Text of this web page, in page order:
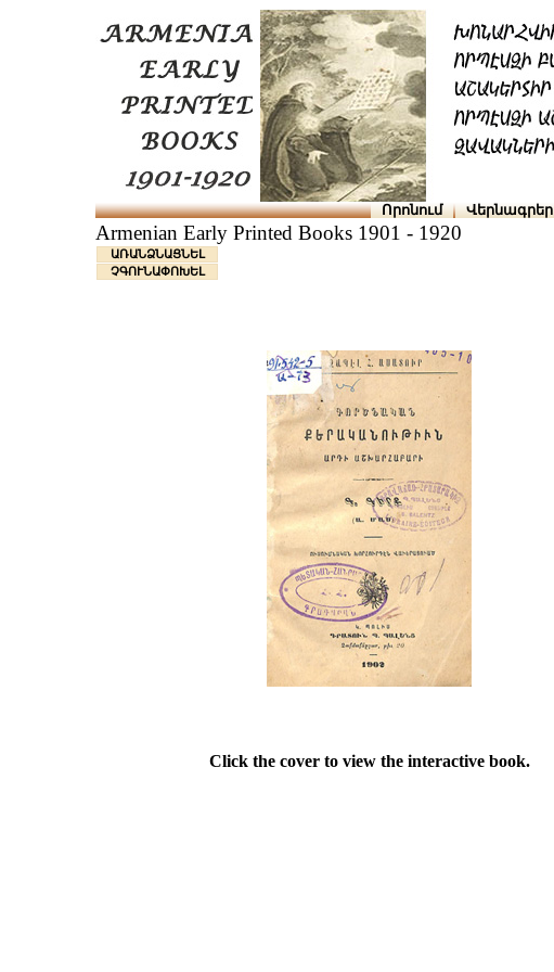
Որոնում Վերնագրեր
Armenian Early Printed Books 1901 - 1920
ԱՌԱՆՁՆԱՑՆԵԼ
ՉԳՈՒՆԱՓՈԽԵԼ
Click the cover to view the interactive book.